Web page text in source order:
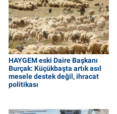
HAYGEM eski Daire Başkanı
Burçak: Küçükbaşta artık asıl
mesele destek değil, ihracat
politikası